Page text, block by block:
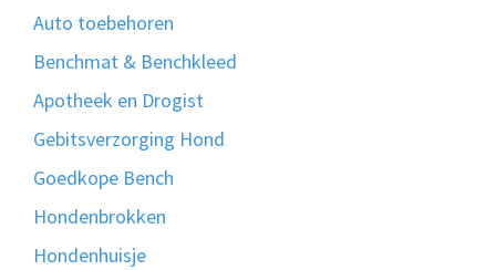
Auto toebehoren
Benchmat & Benchkleed
Apotheek en Drogist
Gebitsverzorging Hond
Goedkope Bench
Hondenbrokken
Hondenhuisje